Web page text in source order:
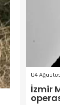
04
İzmir